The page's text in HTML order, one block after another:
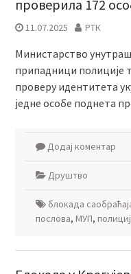
проверила 172
11.07.2025 РТК
Министарство
припадници полиције
проверу идентитета
једне особе поднета
Додај коментар
Друштво
блокада
послова, МУП,